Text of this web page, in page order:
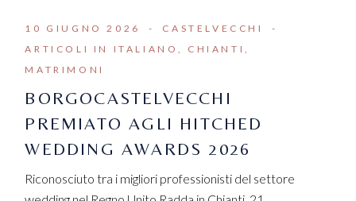
10 GIUGNO 2026
CASTELVECCHI
ARTICOLI IN ITALIANO
CHIANTI
MATRIMONI
BORGOCASTELVECCHI
PREMIATO AGLI HITCHED
WEDDING AWARDS 2026
Riconosciuto tra i migliori professionisti del settore